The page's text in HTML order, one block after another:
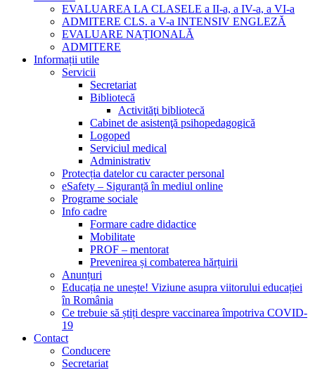
EVALUAREA LA CLASELE a II-a, a IV-a, a VI-a
ADMITERE CLS. a V-a INTENSIV ENGLEZĂ
EVALUARE NAȚIONALĂ
ADMITERE
Informații utile
Servicii
Secretariat
Bibliotecă
Activităţi bibliotecă
Cabinet de asistenţă psihopedagogică
Logoped
Serviciul medical
Administrativ
Protecția datelor cu caracter personal
eSafety – Siguranță în mediul online
Programe sociale
Info cadre
Formare cadre didactice
Mobilitate
PROF – mentorat
Prevenirea și combaterea hărțuirii
Anunțuri
Educația ne unește! Viziune asupra viitorului educației
în România
Ce trebuie să știți despre vaccinarea împotriva COVID-
19
Contact
Conducere
Secretariat